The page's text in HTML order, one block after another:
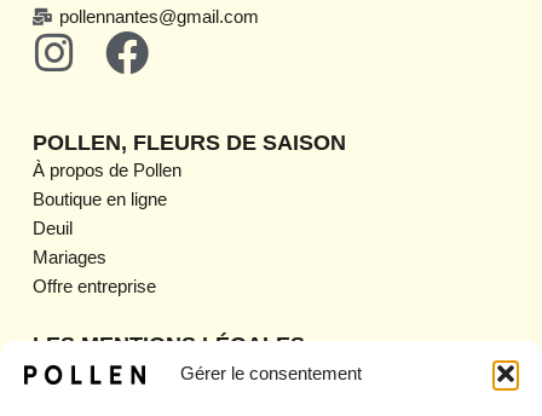
Gérer le consentement
pollennantes@gmail.com
I
s
t
a
g
a
m
F
c
e
b
o
k
POLLEN, FLEURS DE SAISON
À propos de Pollen
Boutique en ligne
Deuil
Mariages
Offre entreprise
LES MENTIONS LÉGALES
Mentions légales